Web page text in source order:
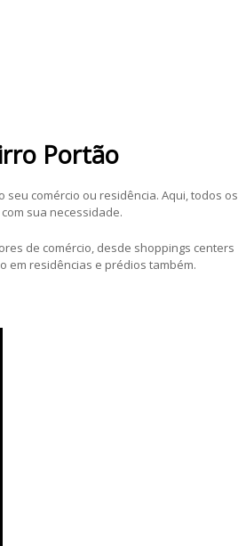
Portão
seu comércio ou residência. Aqui, todos os
sua necessidade.
de comércio, desde shoppings centers
em residências e prédios também.